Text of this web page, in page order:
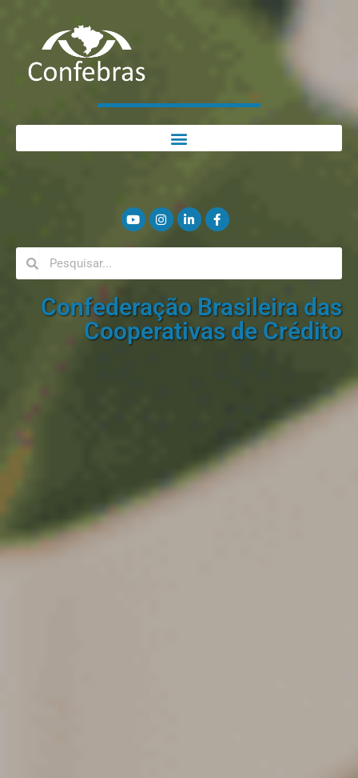
Confederação Brasileira das
Cooperativas de Crédito